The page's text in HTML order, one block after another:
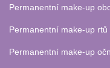
Permanentní make-up
Permanentní make-up rtů
Permanentní make-up